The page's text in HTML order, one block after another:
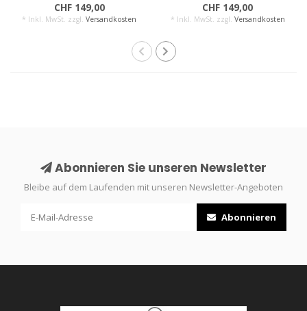
CHF 149,00
* Inkl. MwSt. zzgl.Versandkosten
CHF 149,00
* Inkl. MwSt. zzgl. Versandkosten
Abonnieren Sie unseren Newsletter
Bleibe auf dem Laufenden mit unseren Newsletter-Angeboten
Abonnieren